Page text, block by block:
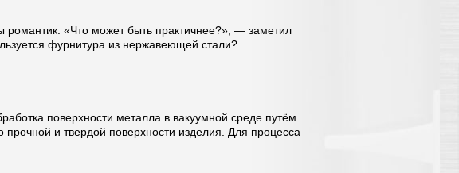
«Что может быть практичнее?», — заметил
фурнитура из нержавеющей стали?
поверхности металла в вакуумной среде путём
и твердой поверхности изделия. Для процесса